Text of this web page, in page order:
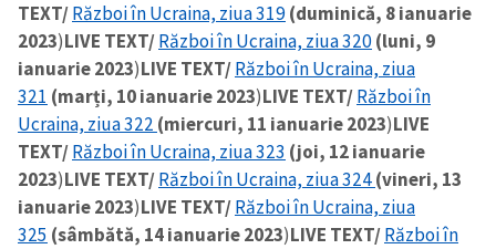
TEXT/Război în Ucraina, ziua 319(duminică, 8 ianuarie
2023)LIVE TEXT/Război în Ucraina, ziua 320(luni, 9
ianuarie 2023)LIVE TEXT/Război în Ucraina, ziua
321 (marți, 10 ianuarie 2023)LIVE TEXT/Război în
Ucraina, ziua 322 (miercuri, 11 ianuarie 2023)LIVE
TEXT/Război în Ucraina, ziua 323 (joi, 12 ianuarie
2023)LIVE TEXT/Război în Ucraina, ziua 324(vineri, 13
ianuarie 2023)LIVE TEXT/Război în Ucraina, ziua
325 (sâmbătă, 14 ianuarie 2023)LIVE TEXT/Război în